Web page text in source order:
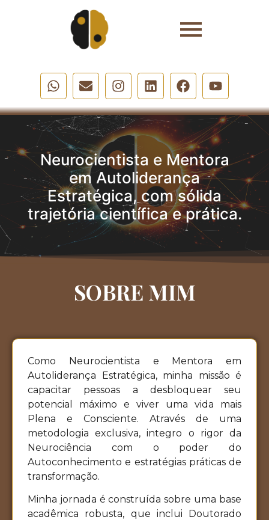
Neurocientista e Mentora
em Autoliderança
Estratégica, com sólida
trajetória científica e prática.
SOBRE MIM
Como Neurocientista e Mentora em
Autoliderança Estratégica, minha missão é
capacitar pessoas a desbloquear seu
potencial máximo e viver uma vida mais
Plena e Consciente. Através de uma
metodologia exclusiva, integro o rigor da
Neurociência com o poder do
Autoconhecimento e estratégias práticas de
transformação.
Minha jornada é construída sobre uma base
acadêmica robusta, que inclui Doutorado